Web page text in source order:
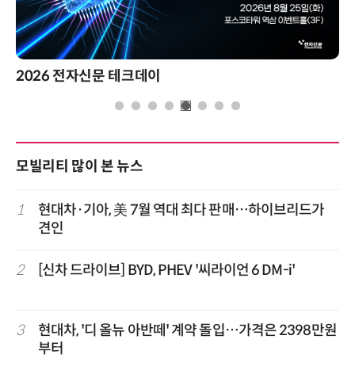
2026 전자신문 테크데이
모빌리티 많이 본 뉴스
1
현대차·기아, 美 7월 역대 최다 판매…하이브리드가
견인
2 [신차 드라이브] BYD, PHEV '씨라이언 6 DM-i'
3
현대차, '디 올뉴 아반떼' 계약 돌입…가격은 2398만원
부터